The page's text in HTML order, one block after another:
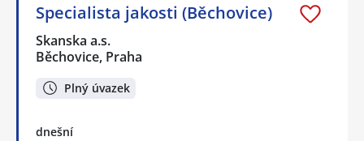
Specialista jakosti (Běchovice)
Skanska a.s.
Běchovice, Praha
Plný úvazek
dnešní